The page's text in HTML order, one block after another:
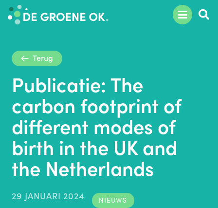
Terug
Publicatie: The
carbon footprint of
different modes of
birth in the UK and
the Netherlands
29 JANUARI 2024 NIEUWS